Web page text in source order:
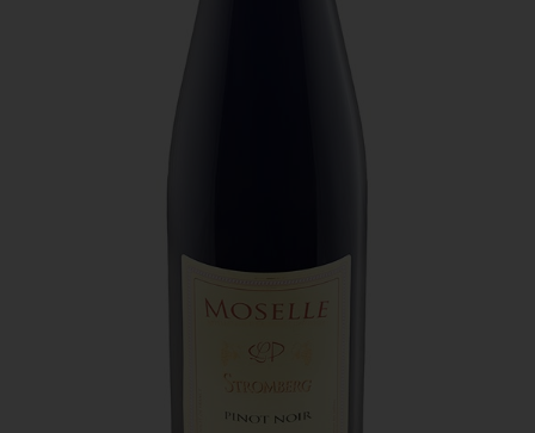
Élevé 18 mois en fûts de chêne. Il possède un
côté griotte très expressif. La barrique lui apporte
un côté vanillé. C’est un vin à viande rouge en